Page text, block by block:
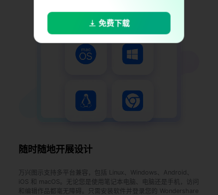
随时随地开展设计
万兴图示支持多平台兼容，包括 Linux、Windows、Android、
iOS 和 macOS。无论您是使用笔记本电脑、电脑还是手机，访问
和编辑作品都毫无障碍。只需安装软件并登录您的 Wondershare
免费下载